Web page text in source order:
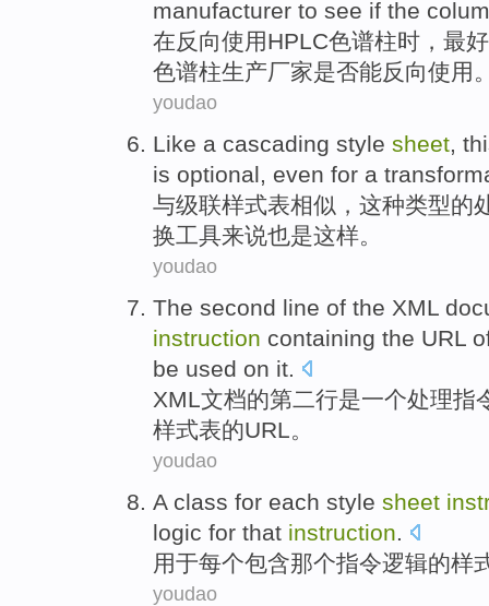
manufacturer to see if the
在反向使用HPLC色谱柱时， 最好
色谱柱生产厂家是否能反向使用
youdao
Like a cascading style sheet,
is optional, even for a
与级联样式表相似， 这种类型的
换工具来说也是这样。
youdao
The second line of the XML
instruction containing the URL
be used on it.
XML文档的第二行是一个处理指
样式表的URL。
youdao
A class for each style sheet
logic for that instruction
用于每个包含那个指令逻辑的样
youdao